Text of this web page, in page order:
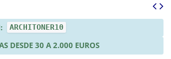
ARCHITONER10
DESDE 30 A 2.000 EUROS